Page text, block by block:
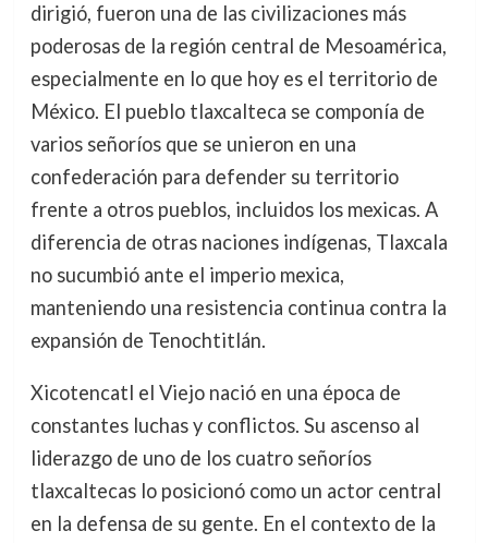
dirigió, fueron una de las civilizaciones más
poderosas de la región central de Mesoamérica,
especialmente en lo que hoy es el territorio de
México. El pueblo tlaxcalteca se componía de
varios señoríos que se unieron en una
confederación para defender su territorio
frente a otros pueblos, incluidos los mexicas. A
diferencia de otras naciones indígenas, Tlaxcala
no sucumbió ante el imperio mexica,
manteniendo una resistencia continua contra la
expansión de Tenochtitlán.
Xicotencatl el Viejo nació en una época de
constantes luchas y conflictos. Su ascenso al
liderazgo de uno de los cuatro señoríos
tlaxcaltecas lo posicionó como un actor central
en la defensa de su gente. En el contexto de la